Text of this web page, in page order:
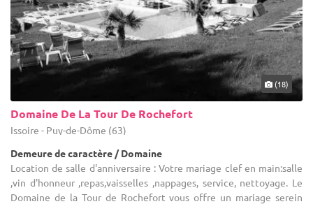
(18)
Domaine De La Tour De Rochefort
Issoire - Puy-de-Dôme (63)
Demeure de caractère / Domaine
Location de salle d'anniversaire : Votre mariage clef en main:salle
,vin d'honneur ,repas,vaisselles ,nappages, service, nettoyage. Le
Domaine de la Tour de Rochefort vous offre un mariage serein